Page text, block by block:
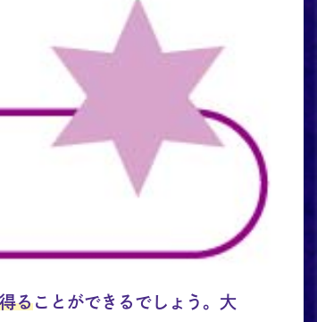
ることができるでしょう。大